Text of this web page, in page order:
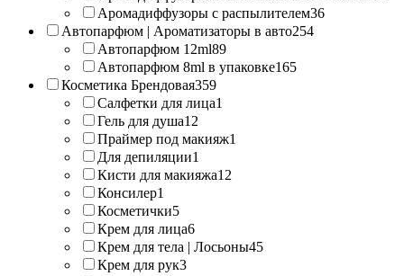
Аромадиффузоры с распылителем36
Автопарфюм | Ароматизаторы в авто254
Автопарфюм 12ml89
Автопарфюм 8ml в упаковке165
Косметика Брендовая359
Салфетки для лица1
Гель для душа12
Праймер под макияж1
Для депиляции1
Кисти для макияжа12
Консилер1
Косметички5
Крем для лица6
Крем для тела | Лосьоны45
Крем для рук3